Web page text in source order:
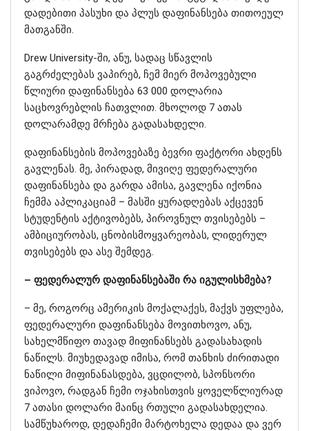
დადებითი პასუხი და პლუს დაფინანსება თითოეულ
მათგანში.
Drew University-ში, ანუ, სადაც სწავლის
გაგრძელებას ვაპირებ, ჩემ მიერ მოპოვებული
წლიური დაფინანსება 63 000 დოლარია
საცხოვრებლის ჩათვლით. მხოლოდ 7 ათას
დოლარამდე მრჩება გადასახდელი.
დაფინანსების მოპოვებაზე ბევრი ფაქტორი ახდენს
გავლენას. მე, პირადად, მივიღე ფედერალური
დაფინანსება და გარდა ამისა, გავლენა იქონია
ჩემმა აპლიკაციამ – მასში ყურადღებას აქცევენ
სტუდენტის აქტივობებს, პიროვნულ თვისებებს –
ამბიციურობას, ცნობისმოყვარეობას, ლიდერულ
თვისებებს და ასე შემდეგ.
– ფედერალურ დაფინანსებაში რა იგულისხმება?
– მე, როგორც ამერიკის მოქალაქეს, მაქვს უფლება,
ფედერალური დაფინანსება მოვითხოვო, ანუ,
სახელმწიფო თავად მიფინანსებს გადასახადის
ნაწილს. მიუხედავად იმისა, რომ თანხის ძირითადი
ნაწილი მიფინანასდება, ვცდილობ, სპონსორი
ვიპოვო, რადგან ჩემი ოჯახისთვის ყოველწლიურად
7 ათასი დოლარი მაინც რთული გადასახდელია.
სამწუხაროდ, დედაჩემი მარტოხელა დედაა და ვერ